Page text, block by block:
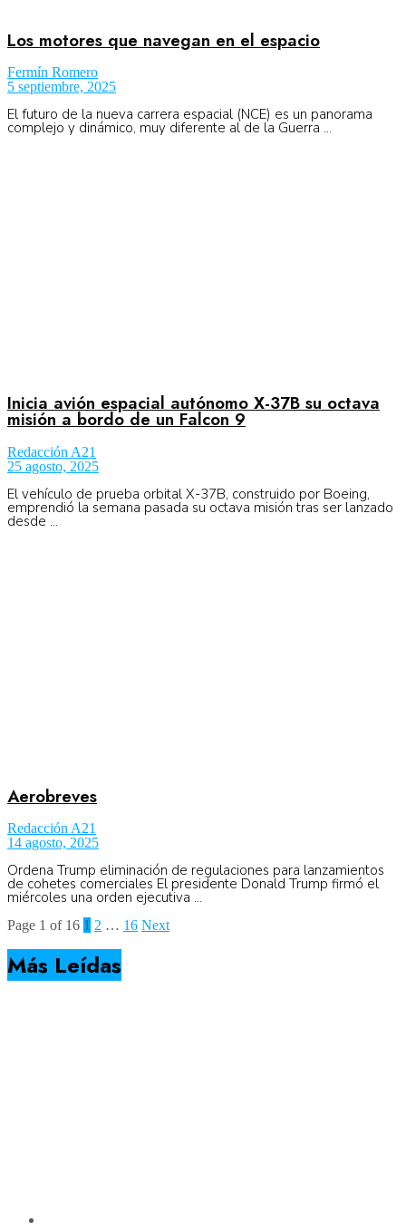
Los motores que navegan en el espacio
Fermín Romero
5 septiembre, 2025
El futuro de la nueva carrera espacial (NCE) es un panorama
complejo y dinámico, muy diferente al de la Guerra ...
Inicia avión espacial autónomo X-37B su octava
misión a bordo de un Falcon 9
Redacción A21
25 agosto, 2025
El vehículo de prueba orbital X-37B, construido por Boeing,
emprendió la semana pasada su octava misión tras ser lanzado
desde ...
Aerobreves
Redacción A21
14 agosto, 2025
Ordena Trump eliminación de regulaciones para lanzamientos
de cohetes comerciales El presidente Donald Trump firmó el
miércoles una orden ejecutiva ...
Page 1 of 16 1 2 … 16 Next
Más Leídas